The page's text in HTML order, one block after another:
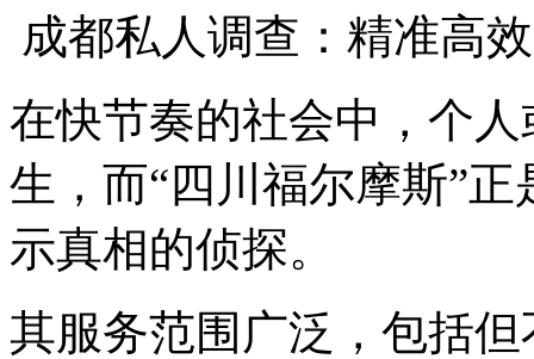
成都私人调查：精准高
在快节奏的社会中，个
生，而“四川福尔摩斯”
示真相的侦探。
其服务范围广泛，包括